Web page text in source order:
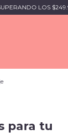
LOS
para tu